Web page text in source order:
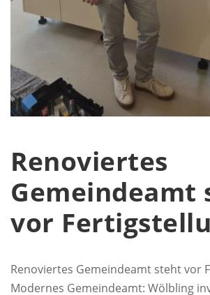
Renoviertes
Gemeindeamt
vor
Renoviertes Gemeindeamt steht vor
Modernes Gemeindeamt: Wölbling